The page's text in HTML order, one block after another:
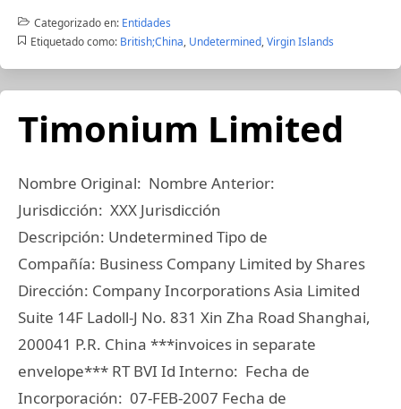
Categorizado en: Entidades
Etiquetado como: British;China, Undetermined,Virgin Islands
Timonium Limited
Nombre Original: Nombre Anterior:
Jurisdicción: XXX Jurisdicción
Descripción: Undetermined Tipo de
Compañía: Business Company Limited by Shares
Dirección: Company Incorporations Asia Limited
Suite 14F Ladoll-J No. 831 Xin Zha Road Shanghai,
200041 P.R. China ***invoices in separate
envelope*** RT BVI Id Interno: Fecha de
Incorporación: 07-FEB-2007 Fecha de